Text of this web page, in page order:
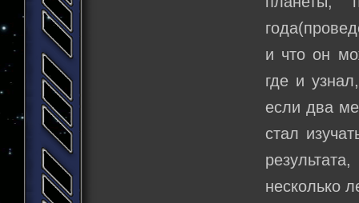
и что он
где и
если два
стал
несколько